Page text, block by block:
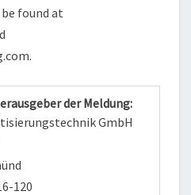
found at
der Meldung:
GmbH
120